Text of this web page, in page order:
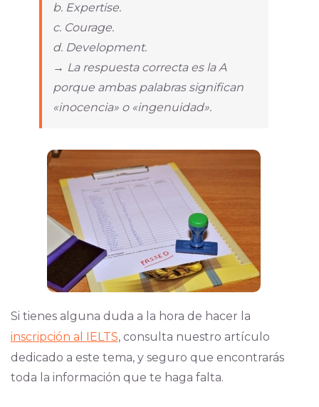
b. Expertise.
c. Courage.
d. Development.
→ La respuesta correcta es la A
porque ambas palabras significan
«inocencia» o «ingenuidad».
Si tienes alguna duda a la hora de hacer la
inscripción al IELTS, consulta nuestro artículo
dedicado a este tema, y seguro que encontrarás
toda la información que te haga falta.